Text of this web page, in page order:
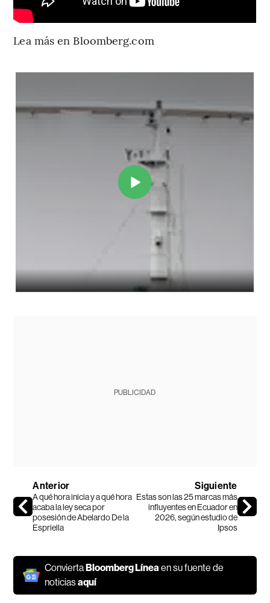
Lea más en Bloomberg.com
PUBLICIDAD
Anterior
A qué hora inicia y a qué hora
acaba la ley seca por
posesión de Abelardo De la
Espriella
Siguiente
Estas son las 25 marcas más
influyentes en Ecuador en
2026, según estudio de
Ipsos
ConviertaBloomberg Líneaen su fuente de
noticiasaquí